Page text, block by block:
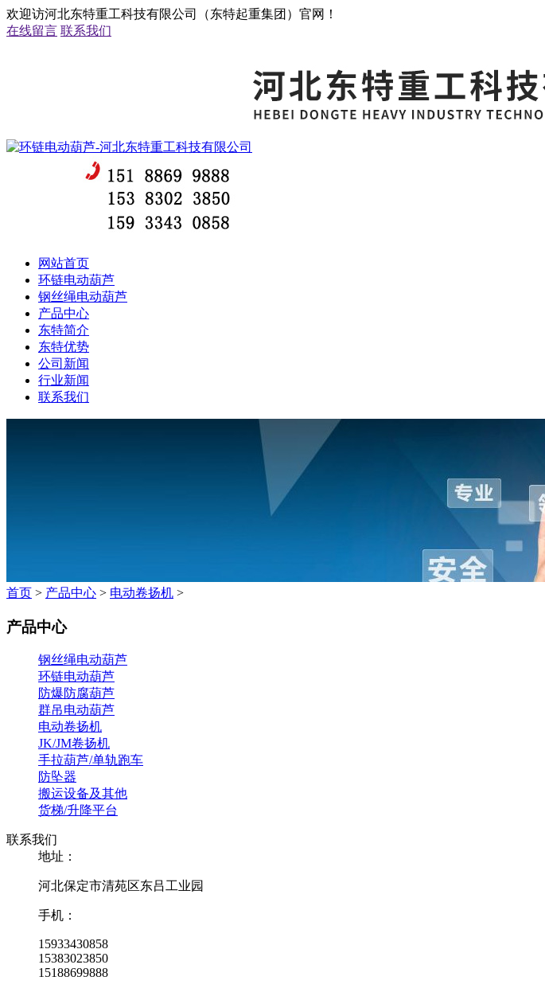
欢迎访河北东特重工科技有限公司（东特起重集团）官网！
在线留言 联系我们
网站首页
环链电动葫芦
钢丝绳电动葫芦
产品中心
东特简介
东特优势
公司新闻
行业新闻
联系我们
首页 > 产品中心 > 电动卷扬机 >
产品中心
钢丝绳电动葫芦
环链电动葫芦
防爆防腐葫芦
群吊电动葫芦
电动卷扬机
JK/JM卷扬机
手拉葫芦/单轨跑车
防坠器
搬运设备及其他
货梯/升降平台
联系我们
地址：
河北保定市清苑区东吕工业园
手机：
15933430858
15383023850
15188699888